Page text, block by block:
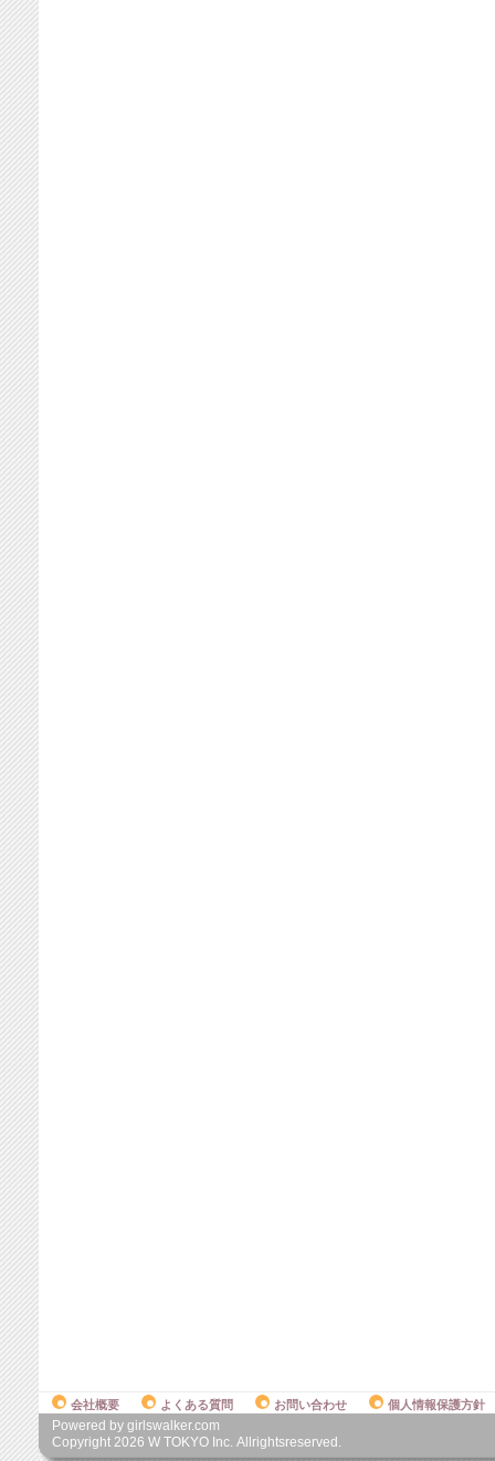
会社概要 よくある質問 お問い合わせ 個人情報保護方針
Powered by girlswalker.com
Copyright 2026 W TOKYO Inc. Allrightsreserved.